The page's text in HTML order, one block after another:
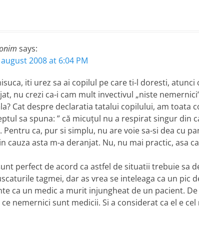
says:
2008 at 6:04 PM
iti urez sa ai copilul pe care ti-l doresti, atunci
nu crezi ca-i cam mult invectivul „niste
Cat despre declaratia tatalui copilului, am toata
sa spuna: ” că micuţul nu a respirat singur din
Pentru ca, pur si simplu, nu are voie sa-si dea cu
cauza asta m-a deranjat. Nu, nu mai practic, asa
perfect de acord ca astfel de situatii trebuie sa
tagmei, dar as vrea se inteleaga ca un pic
ca un medic a murit injungheat de un pacient.
nemernici sunt medicii. Si a considerat ca el e